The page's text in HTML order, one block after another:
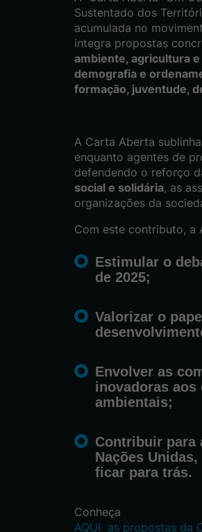
Sustentado dos
acumulada no
integra propostas
ambiente, agricultura
demografia e
formação, juventude,
A Carta Aberta
enquanto agentes de
defendendo o reforço
social e solidária, as
organizações da
Com este contributo, a
Estimular o
de 2025;
Valorizar o
Envolver as
inovadoras
ambientais;
Contribuir para
Nações Unidas,
ficar para trás.
Conheça
AQUI as propostas da